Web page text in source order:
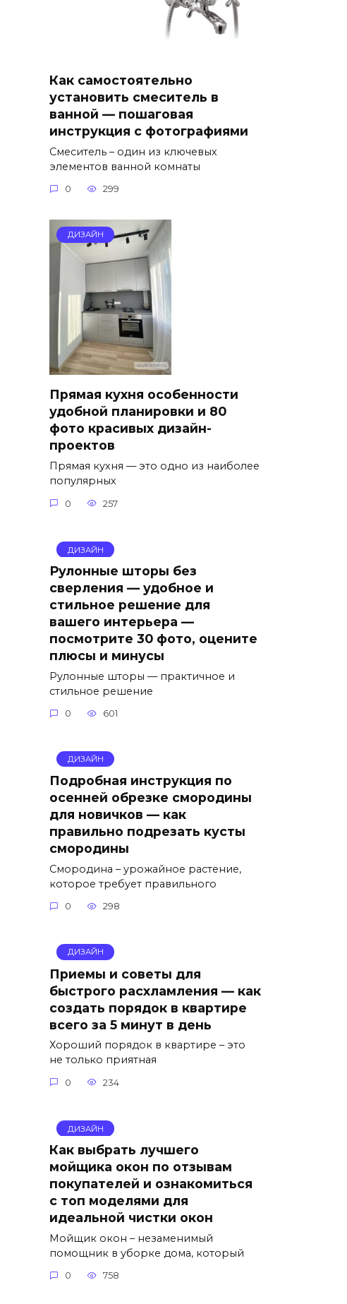
Как самостоятельно
установить смеситель в
ванной — пошаговая
инструкция с фотографиями
Смеситель – один из ключевых
элементов ванной комнаты
0 299
ДИЗАЙН
Прямая кухня особенности
удобной планировки и 80
фото красивых дизайн-
проектов
Прямая кухня — это одно из наиболее
популярных
0 257
ДИЗАЙН
Рулонные шторы без
сверления — удобное и
стильное решение для
вашего интерьера —
посмотрите 30 фото, оцените
плюсы и минусы
Рулонные шторы — практичное и
стильное решение
0 601
ДИЗАЙН
Подробная инструкция по
осенней обрезке смородины
для новичков — как
правильно подрезать кусты
смородины
Смородина – урожайное растение,
которое требует правильного
0 298
ДИЗАЙН
Приемы и советы для
быстрого расхламления — как
создать порядок в квартире
всего за 5 минут в день
Хороший порядок в квартире – это
не только приятная
0 234
ДИЗАЙН
Как выбрать лучшего
мойщика окон по отзывам
покупателей и ознакомиться
с топ моделями для
идеальной чистки окон
Мойщик окон – незаменимый
помощник в уборке дома, который
0 758